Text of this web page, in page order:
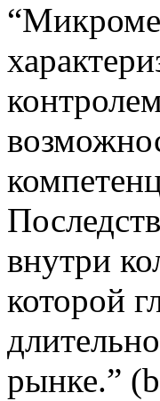
внутри
которой
рынке.”